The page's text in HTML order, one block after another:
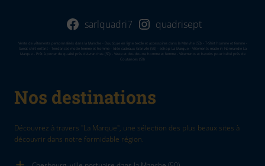
sarlquadri7 quadrisept
Vente de vêtements personnalisés dans la Manche - Boutique en ligne textile et accessoires dans la Manvhe (50) - T-Shirt homme et femme -
Sweat shirt enfant - Tendances mode femme et homme - Idée cadeaux Granville (50) - eshop La Marque - Vêtements made in Normandie La
Marque - Prêt à porter de qualité près d'Avranches (50) - Veste et doudoune homme et femme - Vêtements et bavoirs pour bébé près de
Coutances (50)
Nos destinations
Découvrez à travers "La Marque", une sélection des plus beaux sites à
découvrir dans notre formidable région.